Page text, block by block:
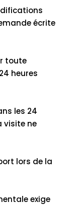
écrite
toute
heures
les 24
visite ne
lors de la
exige